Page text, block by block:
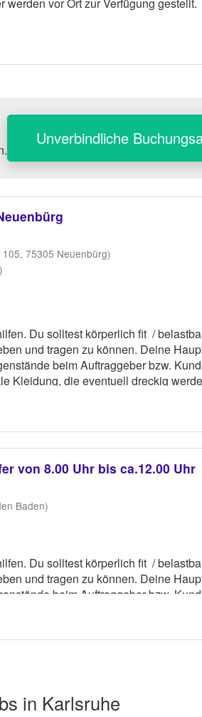
Unverbindliche
75305 Neuenbürg)
Du solltest körperlich fit /
und tragen zu können. Deine
beim Auftraggeber bzw.
Kleidung, die eventuell dreckig
von 8.00 Uhr bis ca.12.00 Uhr
Baden)
Du solltest körperlich fit /
und tragen zu können. Deine
beim Auftraggeber bzw.
Kleidung, die eventuell dreckig
in Karlsruhe